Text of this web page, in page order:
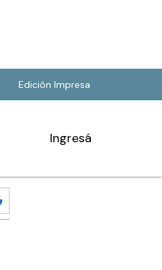
Edición Impresa
Ingresá